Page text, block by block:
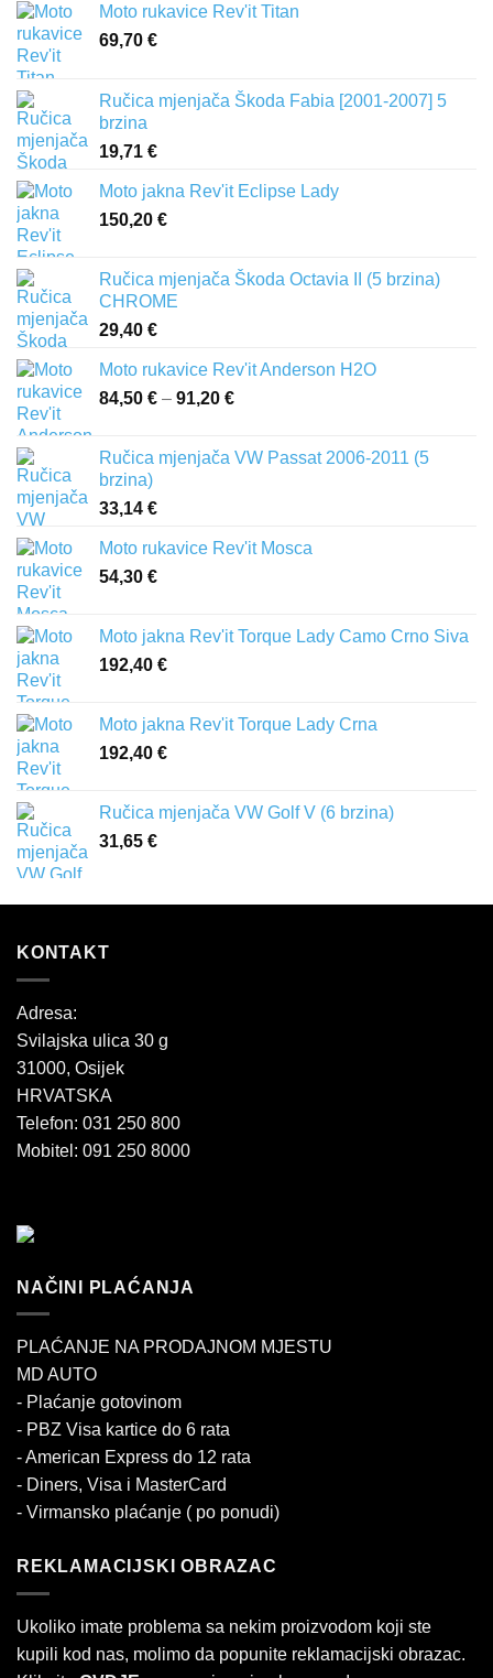
Moto rukavice Rev'it Titan
69,70 €
Ručica mjenjača Škoda Fabia [2001-2007] 5
brzina
19,71 €
Moto jakna Rev'it Eclipse Lady
150,20 €
Ručica mjenjača Škoda Octavia II (5 brzina)
CHROME
29,40 €
Moto rukavice Rev'it Anderson H2O
84,50 € – 91,20 €
84,50 €
Ručica mjenjača VW Passat 2006-2011 (5
brzina)
33,14 €
Moto rukavice Rev'it Mosca
54,30 €
Moto jakna Rev'it Torque Lady Camo Crno Siva
192,40 €
Moto jakna Rev'it Torque Lady Crna
192,40 €
Ručica mjenjača VW Golf V (6 brzina)
31,65 €
KONTAKT
Adresa:
Svilajska ulica 30 g
31000, Osijek
HRVATSKA
Telefon: 031 250 800
Mobitel: 091 250 8000
NAČINI PLAĆANJA
PLAĆANJE NA PRODAJNOM MJESTU
MD AUTO
- Plaćanje gotovinom
- PBZ Visa kartice do 6 rata
- American Express do 12 rata
- Diners, Visa i MasterCard
- Virmansko plaćanje ( po ponudi)
REKLAMACIJSKI OBRAZAC
Ukoliko imate problema sa nekim proizvodom koji ste
kupili kod nas, molimo da popunite reklamacijski obrazac.